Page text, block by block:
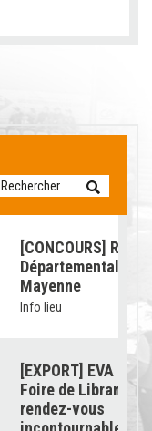
[CONCOURS]
Départemental de
Mayenne
Info lieu
[EXPORT] EVA
Foire de Libramont
rendez-vous